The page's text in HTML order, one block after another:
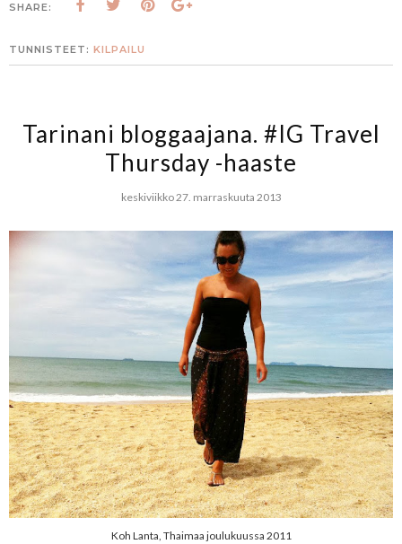
SHARE:
TUNNISTEET: KILPAILU
Tarinani bloggaajana. #IG Travel
Thursday -haaste
keskiviikko 27. marraskuuta 2013
Koh Lanta, Thaimaa joulukuussa 2011